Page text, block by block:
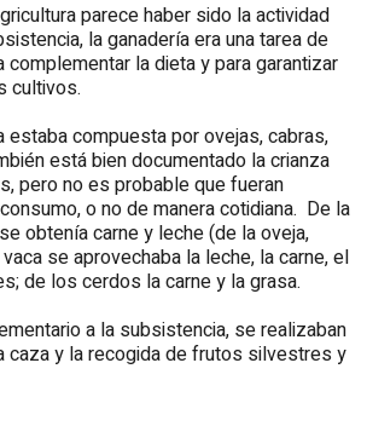
parece haber sido la actividad
la ganadería era una tarea de
complementar la dieta y para garantizar
cultivos.
estaba compuesta por ovejas, cabras,
está bien documentado la crianza
pero no es probable que fueran
o no de manera cotidiana. De la
obtenía carne y leche (de la oveja,
se aprovechaba la leche, la carne, el
de los cerdos la carne y la grasa.
a la subsistencia, se realizaban
caza y la recogida de frutos silvestres y